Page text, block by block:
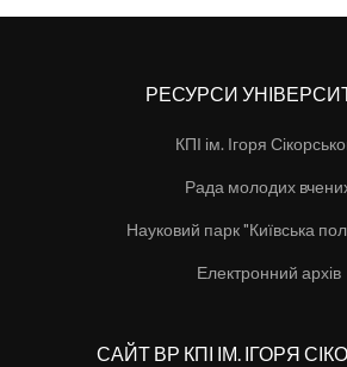
РЕСУРСИ
КПІ ім. Ігоря
Рада молодих
Науковий парк "Київська
Електронний архів
САЙТ ВР КПІ ІМ. ІГОРЯ